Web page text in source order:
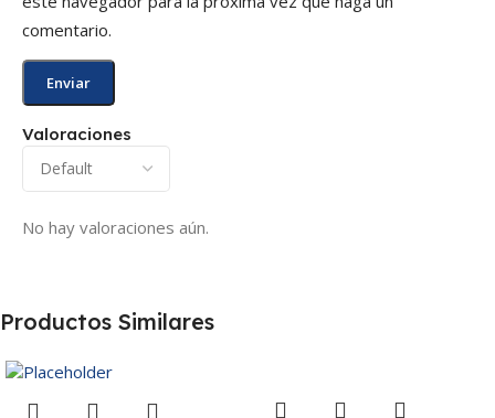
Valoraciones
No hay valoraciones aún.
comentario.
Productos Similares